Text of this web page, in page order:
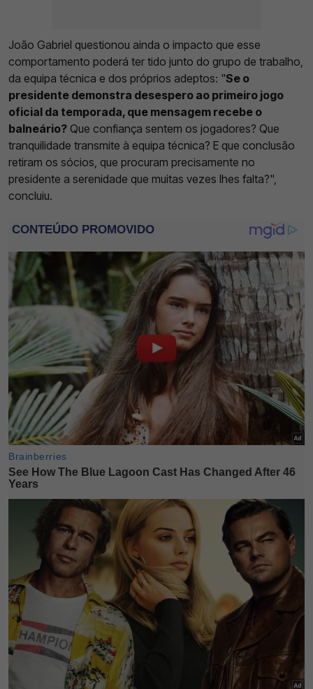
João Gabriel questionou ainda o impacto que esse
comportamento poderá ter tido junto do grupo de trabalho,
da equipa técnica e dos próprios adeptos: "Se o
presidente demonstra desespero ao primeiro jogo
oficial da temporada, que mensagem recebe o
balneário? Que confiança sentem os jogadores? Que
tranquilidade transmite à equipa técnica? E que conclusão
retiram os sócios, que procuram precisamente no
presidente a serenidade que muitas vezes lhes falta?",
concluiu.